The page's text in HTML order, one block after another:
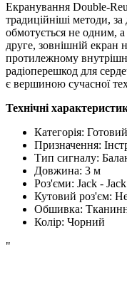
Екранування Double-
традиційніші методи,
обмотується не одним,
друге, зовнішній екран
протилежному
радіоперешкод для
є вершиною сучасної
Технічні
Категорія: Готовий
Призначення:
Тип сигналу:
Довжина: 3 м
Роз'єми: Jack - Jack
Кутовий роз'єм:
Обшивка:
Колір: Чорний
"